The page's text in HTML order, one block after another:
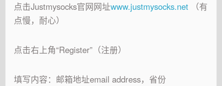
点击Justmysocks官网网址www.justmysocks.net
（有
点慢，耐心）
点击右上角“Register”（注册）
填写内容：邮箱地址email address，省份